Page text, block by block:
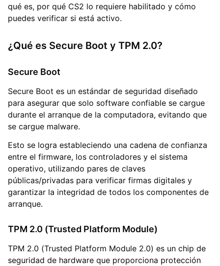
qué es, por qué CS2 lo requiere habilitado y cómo
puedes verificar si está activo.
¿Qué es Secure Boot y TPM 2.0?
Secure Boot
Secure Boot es un estándar de seguridad diseñado
para asegurar que solo software confiable se cargue
durante el arranque de la computadora, evitando que
se cargue malware.
Esto se logra estableciendo una cadena de confianza
entre el firmware, los controladores y el sistema
operativo, utilizando pares de claves
públicas/privadas para verificar firmas digitales y
garantizar la integridad de todos los componentes de
arranque.
TPM 2.0 (Trusted Platform Module)
TPM 2.0 (Trusted Platform Module 2.0) es un chip de
seguridad de hardware que proporciona protección